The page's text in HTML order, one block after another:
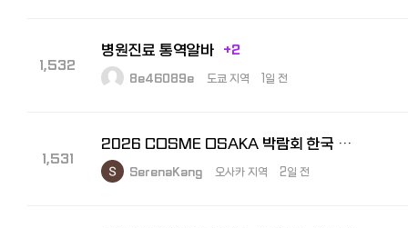
1,532
병원진료 통역알바 +2
8e46089e 도쿄 지역 1일 전
1,531
2026 COSME OSAKA 박람회 한국 참가 기업 부스 내 비즈니스 통역원 모집
SerenaKang 오사카 지역 2일 전